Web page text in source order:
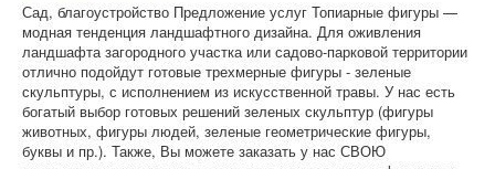
Сад, благоустройство Предложение услуг Топиарные фигуры —
модная тенденция ландшафтного дизайна. Для оживления
ландшафта загородного участка или садово-парковой территории
отлично подойдут готовые трехмерные фигуры - зеленые
скульптуры, с исполнением из искусственной травы. У нас есть
богатый выбор готовых решений зеленых скульптур (фигуры
животных, фигуры людей, зеленые геометрические фигуры,
буквы и пр.). Также, Вы можете заказать у нас СВОЮ